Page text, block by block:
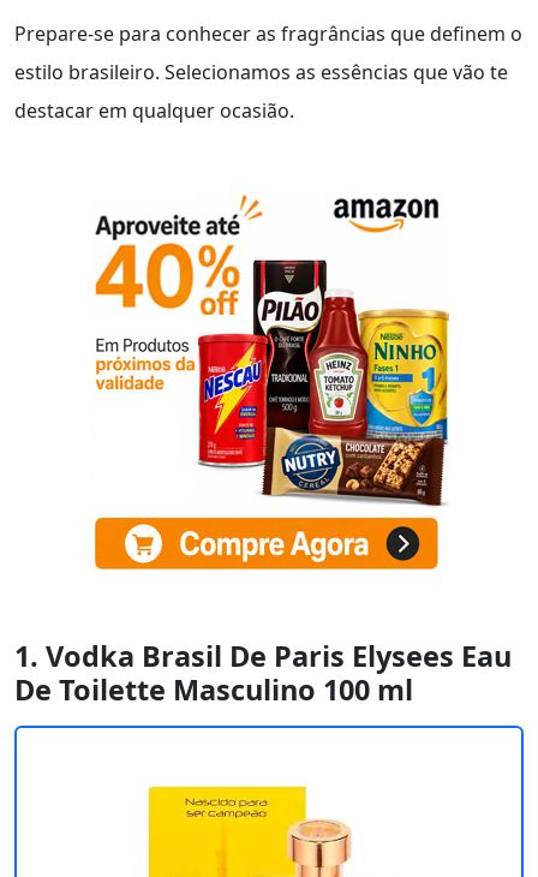
Prepare-se para conhecer as fragrâncias que definem o
estilo brasileiro. Selecionamos as essências que vão te
destacar em qualquer ocasião.
1. Vodka Brasil De Paris Elysees Eau
De Toilette Masculino 100 ml